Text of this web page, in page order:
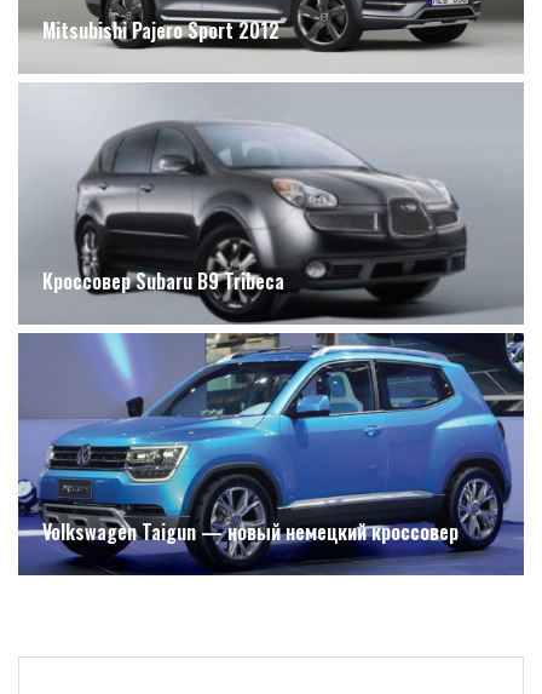
Mitsubishi Pajero Sport 2012
Кроссовер Subaru B9 Tribeca
Volkswagen Taigun — новый немецкий кроссовер